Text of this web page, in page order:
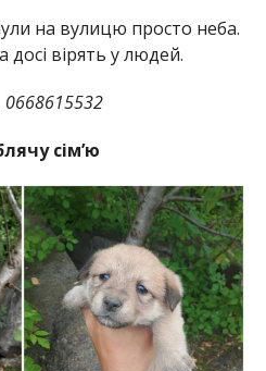
на вулицю просто неба.
досі вірять у людей.
сім’ю